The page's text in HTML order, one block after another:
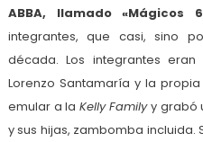
ABBA, llamado «Mágicos
integrantes, que casi, sino
década. Los integrantes eran
Lorenzo Santamaría y la
emular a la Kelly Familyy grabó
y sus hijas, zambomba